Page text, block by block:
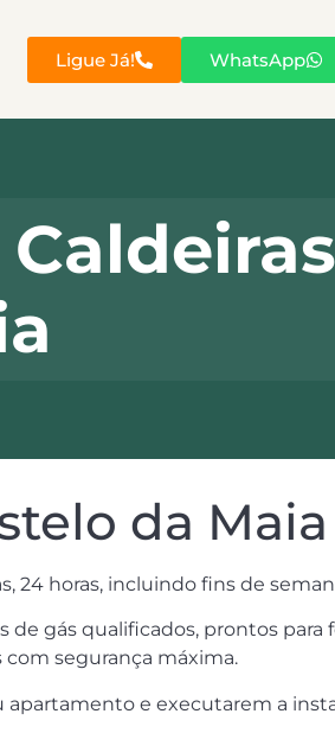
Ligue Já! WhatsApp
da Maia
24 horas, incluindo fins de
de gás qualificados, prontos para
com segurança máxima.
apartamento e executarem a